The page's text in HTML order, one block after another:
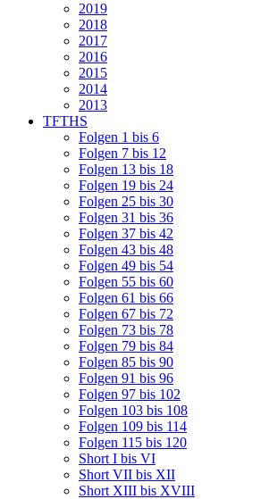
2019
2018
2017
2016
2015
2014
2013
TFTHS
Folgen 1 bis 6
Folgen 7 bis 12
Folgen 13 bis 18
Folgen 19 bis 24
Folgen 25 bis 30
Folgen 31 bis 36
Folgen 37 bis 42
Folgen 43 bis 48
Folgen 49 bis 54
Folgen 55 bis 60
Folgen 61 bis 66
Folgen 67 bis 72
Folgen 73 bis 78
Folgen 79 bis 84
Folgen 85 bis 90
Folgen 91 bis 96
Folgen 97 bis 102
Folgen 103 bis 108
Folgen 109 bis 114
Folgen 115 bis 120
Short I bis VI
Short VII bis XII
Short XIII bis XVIII